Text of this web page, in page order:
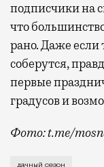
подписчики на
что
рано. Даже если
соберутся,
первые
градусов и
Фото: t.me/
дачный сезон